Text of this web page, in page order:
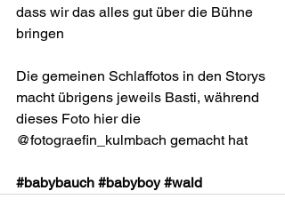
dass wir das alles gut über die Bühne
bringen
Die gemeinen Schlaffotos in den Storys
macht übrigens jeweils Basti, während
dieses Foto hier die
@fotograefin_kulmbach gemacht hat
#babybauch #babyboy #wald